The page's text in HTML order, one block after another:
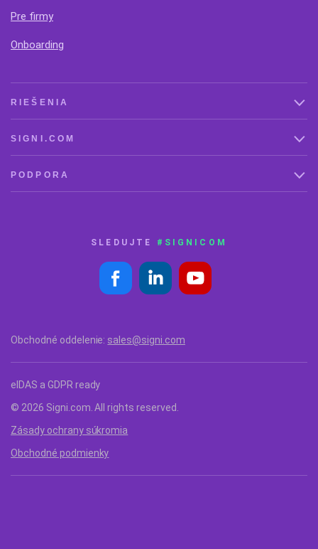
Pre firmy
Onboarding
RIEŠENIA
SIGNI.COM
PODPORA
SLEDUJTE #SIGNICOM
Obchodné oddelenie: sales@signi.com
eIDAS a GDPR ready
© 2026 Signi.com. All rights reserved.
Zásady ochrany súkromia
Obchodné podmienky